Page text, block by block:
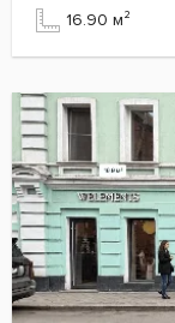
16.90 м²